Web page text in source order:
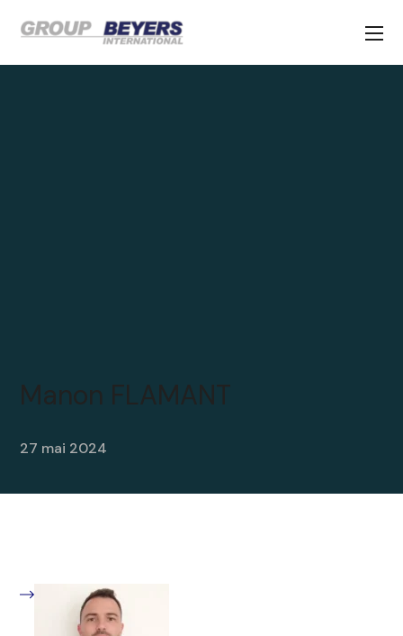
Manon FLAMANT
27 mai 2024